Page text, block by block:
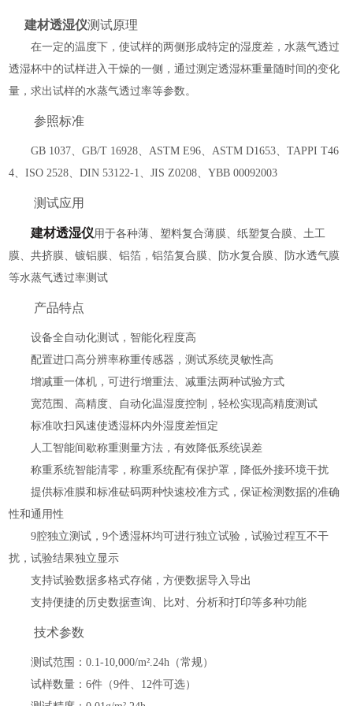
建材透湿仪测试原理
在一定的温度下，使试样的两侧形成特定的湿度差，水蒸气透过
透湿杯中的试样进入干燥的一侧，通过测定透湿杯重量随时间的变化
量，求出试样的水蒸气透过率等参数。
参照标准
GB 1037、GB/T 16928、ASTM E96、ASTM D1653、TAPPI T46
4、ISO 2528、DIN 53122-1、JIS Z0208、YBB 00092003
测试应用
建材透湿仪用于各种薄、塑料复合薄膜、纸塑复合膜、土工
膜、共挤膜、镀铝膜、铝箔，铝箔复合膜、防水复合膜、防水透气膜
等水蒸气透过率测试
产品特点
设备全自动化测试，智能化程度高
配置进口高分辨率称重传感器，测试系统灵敏性高
增减重一体机，可进行增重法、减重法两种试验方式
宽范围、高精度、自动化温湿度控制，轻松实现高精度测试
标准吹扫风速使透湿杯内外湿度差恒定
人工智能间歇称重测量方法，有效降低系统误差
称重系统智能清零，称重系统配有保护罩，降低外接环境干扰
提供标准膜和标准砝码两种快速校准方式，保证检测数据的准确
性和通用性
9腔独立测试，9个透湿杯均可进行独立试验，试验过程互不干
扰，试验结果独立显示
支持试验数据多格式存储，方便数据导入导出
支持便捷的历史数据查询、比对、分析和打印等多种功能
技术参数
测试范围：0.1-10,000/m².24h（常规）
试样数量：6件（9件、12件可选）